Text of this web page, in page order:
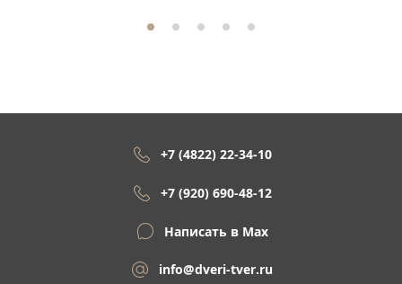
+7 (4822) 22-34-10
+7 (920) 690-48-12
Написать в Max
info@dveri-tver.ru